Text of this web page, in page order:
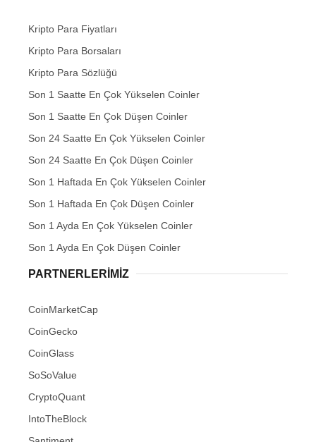
Kripto Para Fiyatları
Kripto Para Borsaları
Kripto Para Sözlüğü
Son 1 Saatte En Çok Yükselen Coinler
Son 1 Saatte En Çok Düşen Coinler
Son 24 Saatte En Çok Yükselen Coinler
Son 24 Saatte En Çok Düşen Coinler
Son 1 Haftada En Çok Yükselen Coinler
Son 1 Haftada En Çok Düşen Coinler
Son 1 Ayda En Çok Yükselen Coinler
Son 1 Ayda En Çok Düşen Coinler
PARTNERLERIMIZ
CoinMarketCap
CoinGecko
CoinGlass
SoSoValue
CryptoQuant
IntoTheBlock